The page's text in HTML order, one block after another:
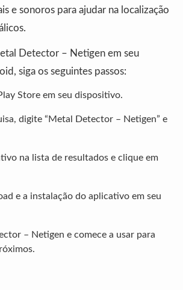
e sonoros para ajudar na localização
Detector – Netigen em seu
siga os seguintes passos:
Store em seu dispositivo.
digite “Metal Detector – Netigen” e
na lista de resultados e clique em
e a instalação do aplicativo em seu
– Netigen e comece a usar para